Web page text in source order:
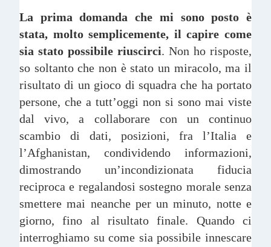
La prima domanda che mi sono posto è
stata, molto semplicemente, il capire come
sia stato possibile riuscirci. Non ho risposte,
so soltanto che non è stato un miracolo, ma il
risultato di un gioco di squadra che ha portato
persone, che a tutt’oggi non si sono mai viste
dal vivo, a collaborare con un continuo
scambio di dati, posizioni, fra l’Italia e
l’Afghanistan, condividendo informazioni,
dimostrando un’incondizionata fiducia
reciproca e regalandosi sostegno morale senza
smettere mai neanche per un minuto, notte e
giorno, fino al risultato finale. Quando ci
interroghiamo su come sia possibile innescare